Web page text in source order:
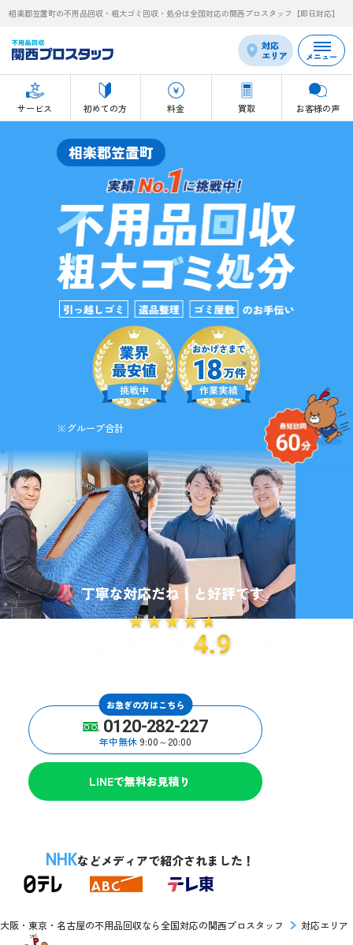
相楽郡笠置町の不用品回収・粗大ゴミ回収・処分は全国対応の関西プロスタッフ【即日対応】
対応
エリア
サービス 初めての方 料金 買取 お客様の声
メニュー
相楽郡笠置町
※グループ合計
お急ぎの方はこちら
0120-282-227
年中無休 9:00～20:00
LINEで無料お見積り
NHKなどメディアで紹介されました！
大阪・東京・名古屋の不用品回収なら全国対応の関西プロスタッフ 対応エリア